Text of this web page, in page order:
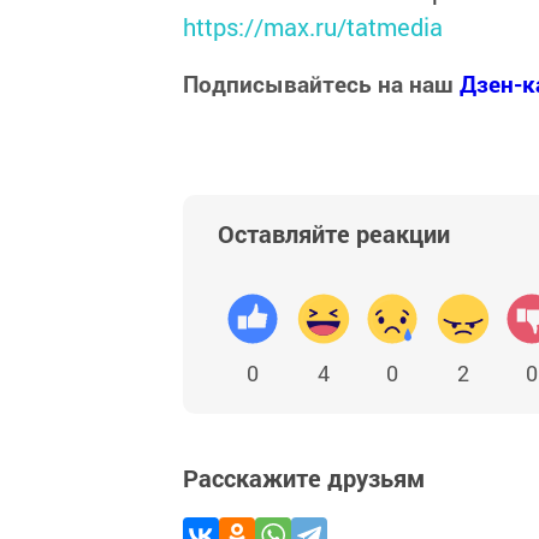
https://max.ru/tatmedia
Подписывайтесь на наш Дзен-
Оставляйте реакции
0 4 0 2 0
Расскажите друзьям